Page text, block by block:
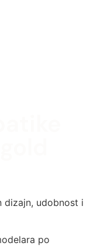
dizajn, udobnost i
po